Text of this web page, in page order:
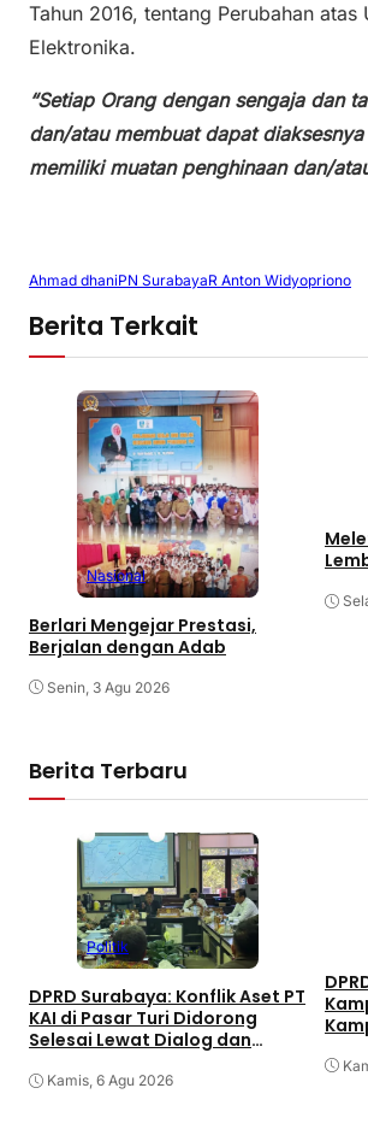
Tahun 2016, tentang Perubahan
Elektronika.
“Setiap Orang dengan sengaja dan
dan/atau membuat dapat
memiliki muatan penghinaan dan/
Ahmad dhaniPN SurabayaR Anton Widyopriono
Berita Terkait
Nasional
Berlari Mengejar Prestasi,
Berjalan dengan Adab
Senin, 3 Agu 2026
Berita Terbaru
Politik
DPRD Surabaya: Konflik Aset PT
KAI di Pasar Turi Didorong
Selesai Lewat Dialog dan
Kamis, 6 Agu 2026